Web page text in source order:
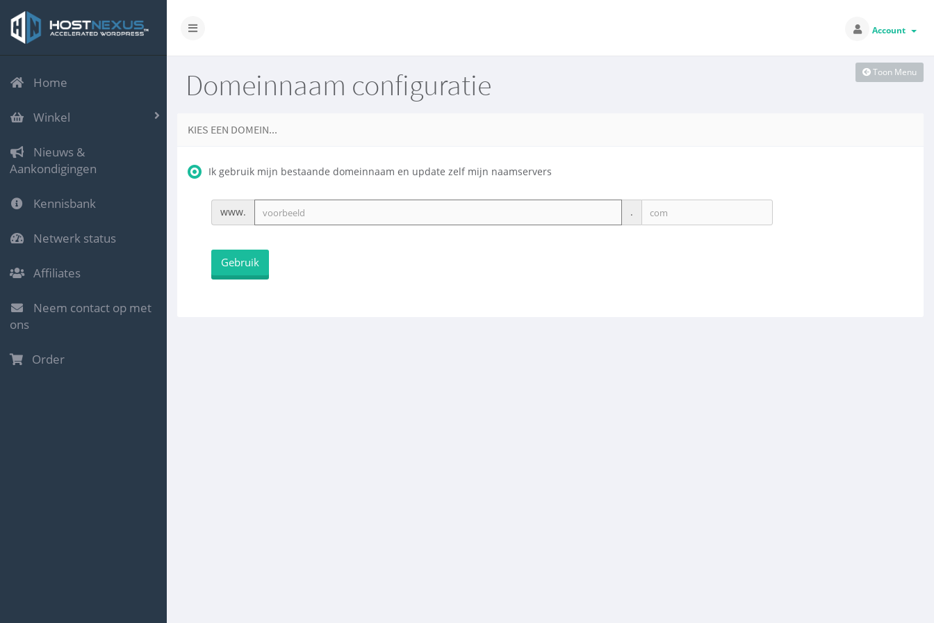
Account
Home
Winkel
Nieuws &
Aankondigingen
Kennisbank
Netwerk status
Affiliates
Neem contact op met
ons
Order
Toon Menu
Domeinnaam configuratie
KIES EEN DOMEIN...
Ik gebruik mijn bestaande domeinnaam en update zelf mijn naamservers
www. .
Gebruik